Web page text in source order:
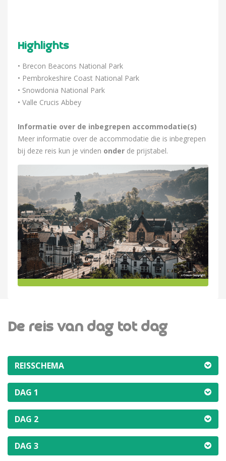
Highlights
• Brecon Beacons National Park
• Pembrokeshire Coast National Park
• Snowdonia National Park
• Valle Crucis Abbey
Informatie over de inbegrepen accommodatie(s)
Meer informatie over de accommodatie die is inbegrepen
bij deze reis kun je vinden onder de prijstabel.
De reis van dag tot dag
REISSCHEMA
DAG 1
DAG 2
DAG 3